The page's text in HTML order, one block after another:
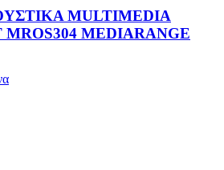
MULTIMEDIA
MROS304 MEDIARANGE